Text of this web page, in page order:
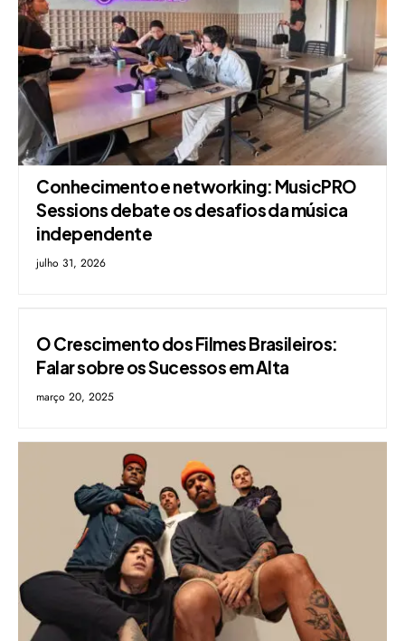
Conhecimento e networking: MusicPRO
Sessions debate os desafios da música
independente
julho 31, 2026
O Crescimento dos Filmes Brasileiros:
Falar sobre os Sucessos em Alta
março 20, 2025